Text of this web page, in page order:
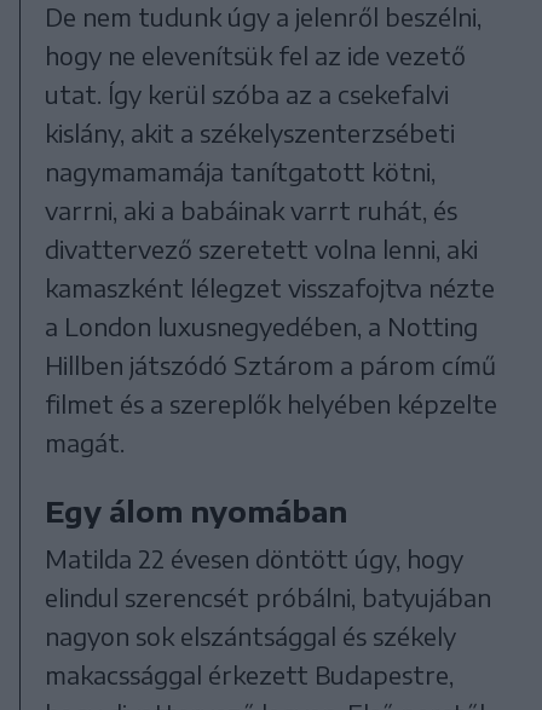
De nem tudunk úgy a jelenről beszélni,
hogy ne elevenítsük fel az ide vezető
utat. Így kerül szóba az a csekefalvi
kislány, akit a székelyszenterzsébeti
nagymamamája tanítgatott kötni,
varrni, aki a babáinak varrt ruhát, és
divattervező szeretett volna lenni, aki
kamaszként lélegzet visszafojtva nézte
a London luxusnegyedében, a Notting
Hillben játszódó Sztárom a párom című
filmet és a szereplők helyében képzelte
magát.
Egy álom nyomában
Matilda 22 évesen döntött úgy, hogy
elindul szerencsét próbálni, batyujában
nagyon sok elszántsággal és székely
makacssággal érkezett Budapestre,